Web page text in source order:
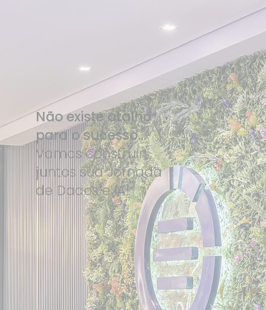
Não existe atalho
para o sucesso...
Vamos construir
juntos sua Jornada
de Dados e IA!